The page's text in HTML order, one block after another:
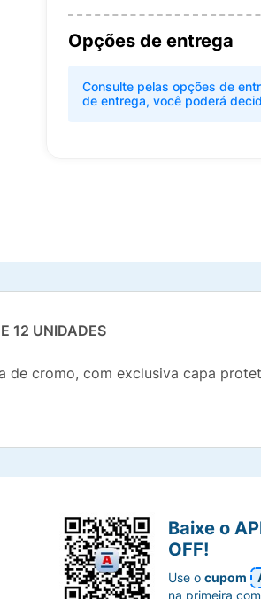
Opções de entrega
Consulte pelas opções de
de entrega, você poderá
12 UNIDADES
de cromo, com exclusiva capa
Baixe o
OFF!
Use ocupom
na primeira